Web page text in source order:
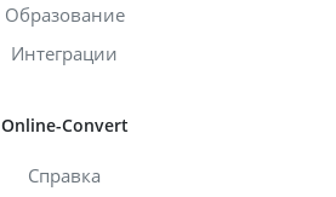
Образование
Интеграции
Online-Convert
Справка